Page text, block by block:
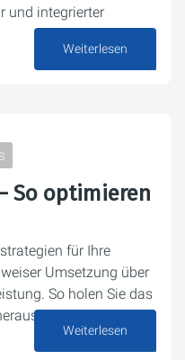
und integrierter
Weiterlesen
So optimieren
für Ihre
Umsetzung über
So holen Sie das
Weiterlesen